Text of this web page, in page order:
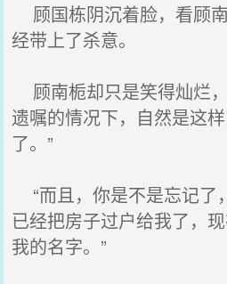
顾国栋阴沉着脸，看顾
经带上了杀意。
顾南栀却只是笑得灿烂
遗嘱的情况下，自然是这
了。”
“而且，你是不是忘记了
已经把房子过户给我了，
我的名字。”